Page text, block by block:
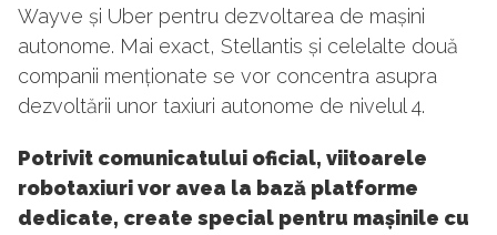
Wayve și Uber pentru dezvoltarea de mașini
autonome. Mai exact, Stellantis și celelalte două
companii menționate se vor concentra asupra
dezvoltării unor taxiuri autonome de nivelul 4.
Potrivit comunicatului oficial, viitoarele
robotaxiuri vor avea la bază platforme
dedicate, create special pentru mașinile cu